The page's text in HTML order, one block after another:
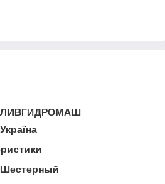
ЛИВГИДРОМАШ
Україна
Шестерный